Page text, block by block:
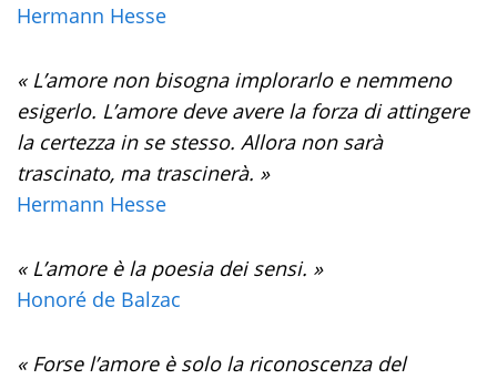
Hermann Hesse
« L’amore non bisogna implorarlo e nemmeno
esigerlo. L’amore deve avere la forza di attingere
la certezza in se stesso. Allora non sarà
trascinato, ma trascinerà. »
Hermann Hesse
« L’amore è la poesia dei sensi. »
Honoré de Balzac
« Forse l’amore è solo la riconoscenza del